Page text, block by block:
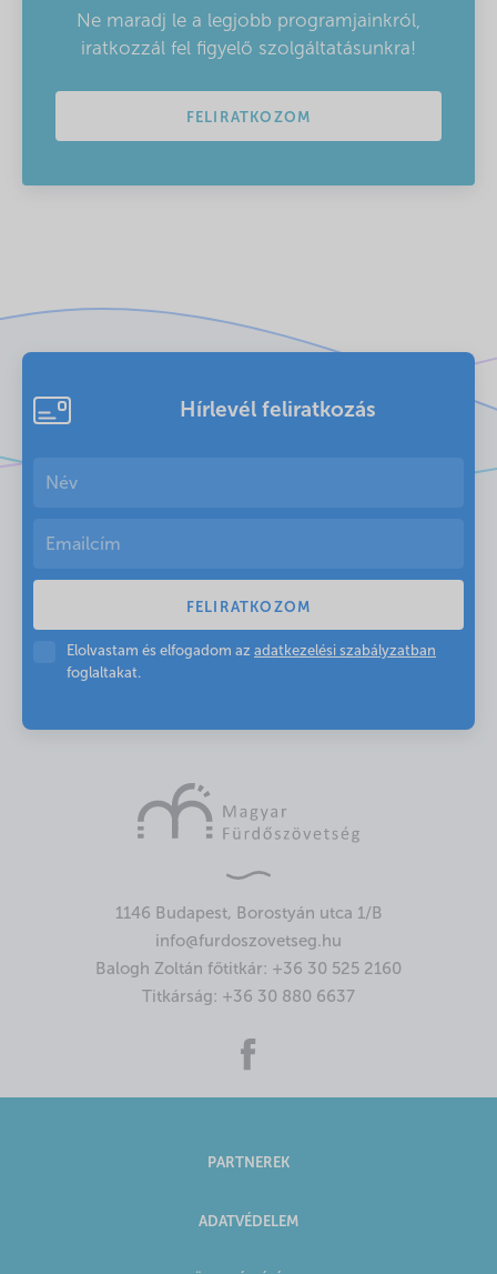
Ne maradj le a legjobb programjainkról,
iratkozzál fel figyelő szolgáltatásunkra!
FELIRATKOZOM
Hírlevél feliratkozás
Elolvastam és elfogadom az adatkezelési szabályzatban
foglaltakat.
1146 Budapest, Borostyán utca 1/B
info@furdoszovetseg.hu
Balogh Zoltán főtitkár: +36 30 525 2160
Titkárság: +36 30 880 6637
PARTNEREK
ADATVÉDELEM